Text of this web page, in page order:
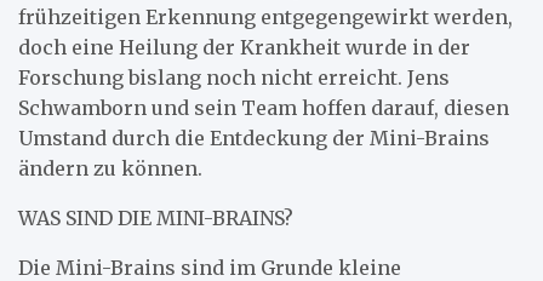
frühzeitigen Erkennung entgegengewirkt werden,
doch eine Heilung der Krankheit wurde in der
Forschung bislang noch nicht erreicht. Jens
Schwamborn und sein Team hoffen darauf, diesen
Umstand durch die Entdeckung der Mini-Brains
ändern zu können.
WAS SIND DIE MINI-BRAINS?
Die Mini-Brains sind im Grunde kleine